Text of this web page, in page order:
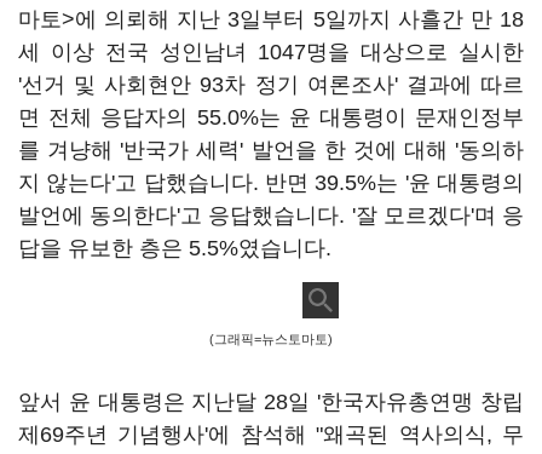
마토>에 의뢰해 지난 3일부터 5일까지 사흘간 만 18
세 이상 전국 성인남녀 1047명을 대상으로 실시한
'선거 및 사회현안 93차 정기 여론조사' 결과에 따르
면 전체 응답자의 55.0%는 윤 대통령이 문재인정부
를 겨냥해 '반국가 세력' 발언을 한 것에 대해 '동의하
지 않는다'고 답했습니다. 반면 39.5%는 '윤 대통령의
발언에 동의한다'고 응답했습니다. '잘 모르겠다'며 응
답을 유보한 층은 5.5%였습니다.
(그래픽=뉴스토마토)
앞서 윤 대통령은 지난달 28일 '한국자유총연맹 창립
제69주년 기념행사'에 참석해 "왜곡된 역사의식, 무